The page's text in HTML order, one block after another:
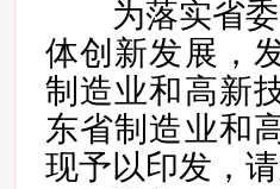
为落实省委
体创新发展，
制造业和高新
东省制造业和
现予以印发，请